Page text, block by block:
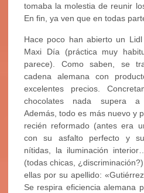
tomaba la molestia de reunir
En fin, ya ven que en todas
Hace poco han abierto un
Maxi Día (práctica muy
parece). Como saben, se
cadena alemana con
excelentes precios.
chocolates nada supera a
Además, todo es más nuevo y
recién reformado (antes era
con su asfalto perfecto y
nítidas, la iluminación
(todas chicas,
ellas por su apellido:
Se respira eficiencia alemana